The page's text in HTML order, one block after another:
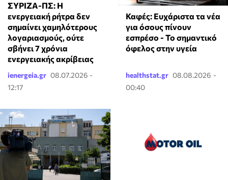
ΣΥΡΙΖΑ-ΠΣ: Η
ενεργειακή ρήτρα δεν
σημαίνει χαμηλότερους
λογαριασμούς, ούτε
σβήνει 7 χρόνια
ενεργειακής ακρίβειας
ienergeia.gr 08.07.2026 -
12:17
Καφές: Ευχάριστα τα νέα
για όσους πίνουν
εσπρέσο - Το σημαντικό
όφελος στην υγεία
healthstat.gr 08.08.2026 -
00:40